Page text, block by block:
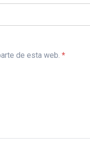
de esta web. *